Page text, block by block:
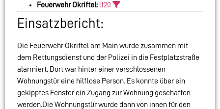
Feuerwehr Okriftel: lf20
Einsatzbericht:
Die Feuerwehr Okriftel am Main wurde zusammen mit
dem Rettungsdienst und der Polizei in die Festplatzstraße
alarmiert. Dort war hinter einer verschlossenen
Wohnungstür eine hilflose Person. Es konnte über ein
gekipptes Fenster ein Zugang zur Wohnung geschaffen
werden.Die Wohnungstür wurde dann von innen für den